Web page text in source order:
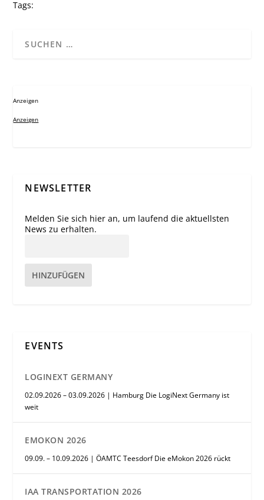
Tags:
Anzeigen
Anzeigen
NEWSLETTER
Melden Sie sich hier an, um laufend die aktuellsten
News zu erhalten.
HINZUFÜGEN
EVENTS
LOGINEXT GERMANY
02.09.2026 – 03.09.2026 | Hamburg Die LogiNext Germany ist
weit
EMOKON 2026
09.09. – 10.09.2026 | ÖAMTC Teesdorf Die eMokon 2026 rückt
IAA TRANSPORTATION 2026